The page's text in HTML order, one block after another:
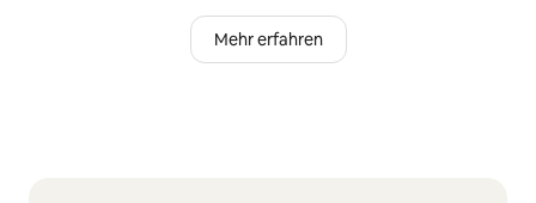
Mehr erfahren